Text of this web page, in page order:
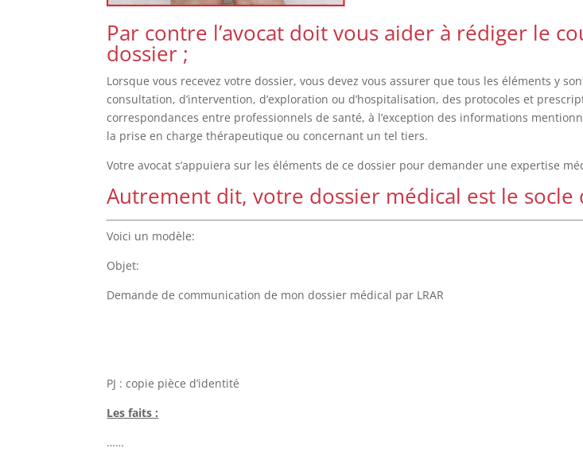
Par contre l’avocat doit vous aider à rédiger le
dossier ;
Lorsque vous recevez votre dossier, vous devez vous assurer que tous les éléments y
consultation, d’intervention, d’exploration ou d’hospitalisation, des protocoles et
correspondances entre professionnels de santé, à l’exception des informations
la prise en charge thérapeutique ou concernant un tel tiers.
Votre avocat s’appuiera sur les éléments de ce dossier pour demander une expertise
Autrement dit, votre dossier médical est le
Voici un modèle:
Objet:
Demande de communication de mon dossier médical par LRAR
PJ : copie pièce d’identité
Les faits :
……